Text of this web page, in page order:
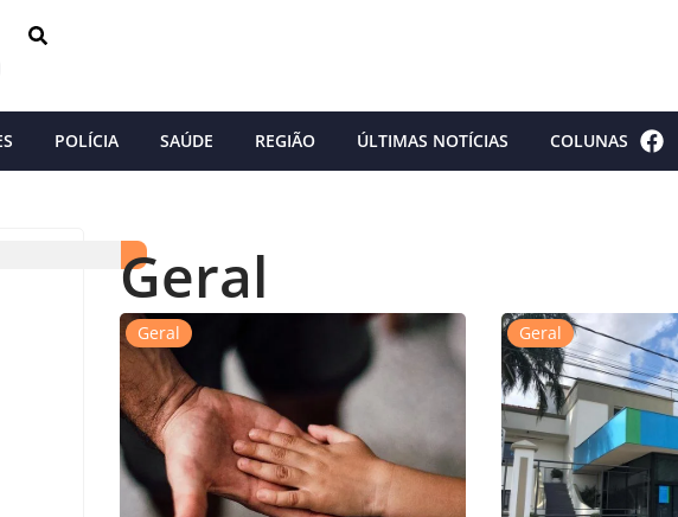
POLÍCIA SAÚDE REGIÃO ÚLTIMAS NOTÍCIAS COLUNAS
Geral
Geral Geral